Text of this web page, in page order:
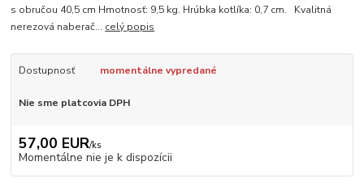
s obručou 40,5 cm Hmotnosť: 9,5 kg. Hrúbka kotlíka: 0,7 cm. Kvalitná
nerezová naberač... celý popis
Dostupnosť momentálne vypredané
Nie sme platcovia DPH
57,00 EUR/ks
Momentálne nie je k dispozícii